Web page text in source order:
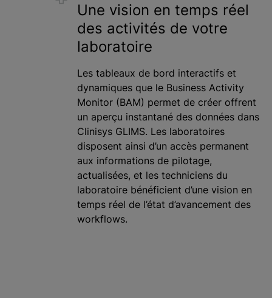
Une vision en temps réel
des activités de votre
laboratoire
Les tableaux de bord interactifs et
dynamiques que le Business Activity
Monitor (BAM) permet de créer offrent
un aperçu instantané des données dans
Clinisys GLIMS. Les laboratoires
disposent ainsi d’un accès permanent
aux informations de pilotage,
actualisées, et les techniciens du
laboratoire bénéficient d’une vision en
temps réel de l’état d’avancement des
workflows.